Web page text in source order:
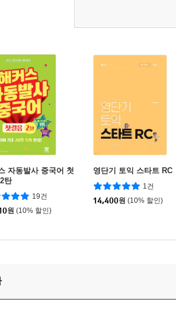
자동발사 중국어 첫
탄
19건
원 (10% 할인)
영단기 토익 스타트 RC
1건
14,400원 (10% 할인)